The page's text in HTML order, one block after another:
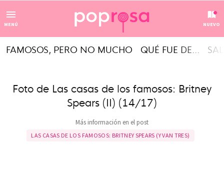
MENÚ NUEVO
FAMOSOS, PERO NO MUCHO QUÉ FUE DE...
Foto de Las casas de los famosos: Britney
Spears (II) (14/17)
Más información en el post
LAS CASAS DE LOS FAMOSOS: BRITNEY SPEARS (Y VAN TRES)